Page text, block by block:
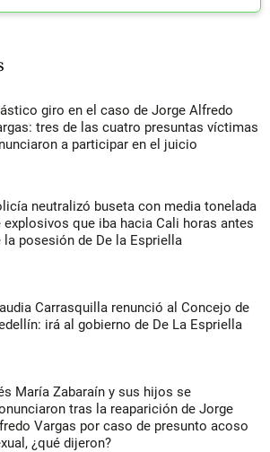
giro en el caso de Jorge Alfredo
tres de las cuatro presuntas víctimas
a participar en el juicio
neutralizó buseta con media tonelada
explosivos que iba hacia Cali horas antes
la posesión de De la Espriella
Carrasquilla renunció al Concejo de
irá al gobierno de De La Espriella
María Zabaraín y sus hijos se
tras la reaparición de Jorge
Vargas por caso de presunto acoso
¿qué dijeron?